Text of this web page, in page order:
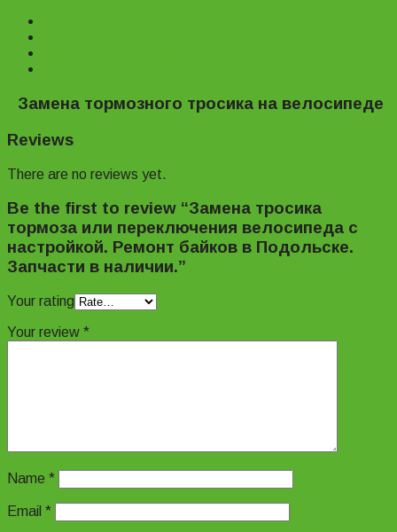
Замена тормозного тросика на велосипеде
Reviews
There are no reviews yet.
Be the first to review “Замена тросика
тормоза или переключения велосипеда с
настройкой. Ремонт байков в Подольске.
Запчасти в наличии.”
Your rating
Your review *
Name *
Email *